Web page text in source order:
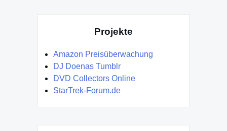
Projekte
Amazon Preisüberwachung
DJ Doenas Tumblr
DVD Collectors Online
StarTrek-Forum.de